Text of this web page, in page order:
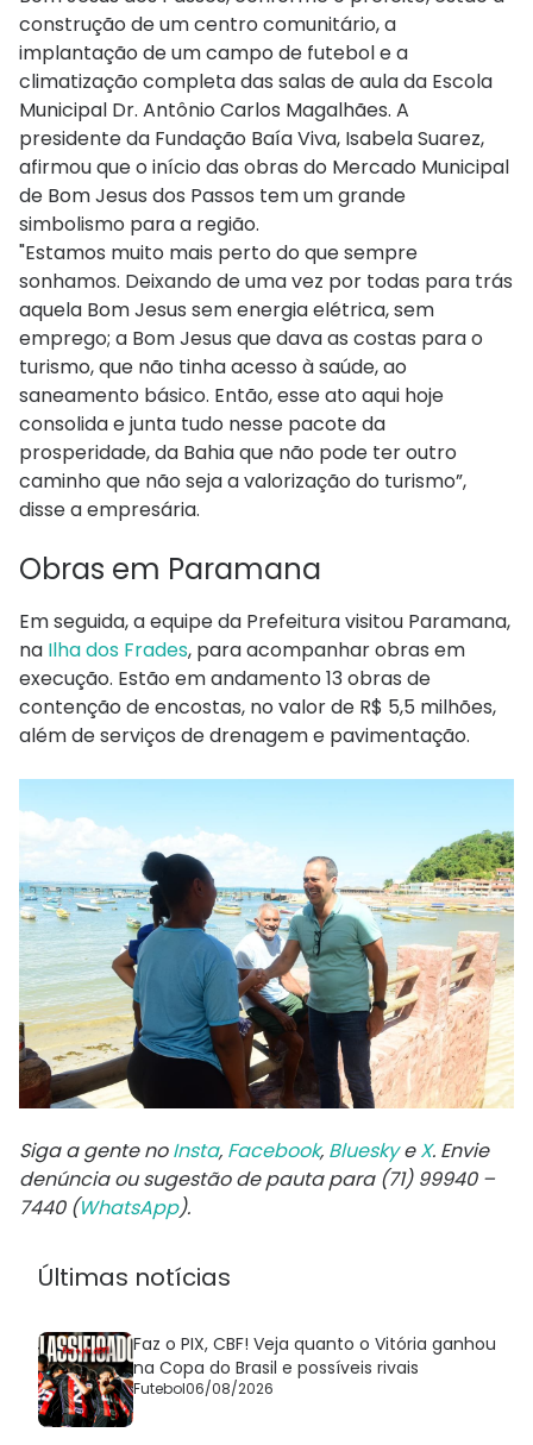
construção de um centro comunitário, a
implantação de um campo de futebol e a
climatização completa das salas de aula da Escola
Municipal Dr. Antônio Carlos Magalhães. A
presidente da Fundação Baía Viva, Isabela Suarez,
afirmou que o início das obras do Mercado Municipal
de Bom Jesus dos Passos tem um grande
simbolismo para a região.
"Estamos muito mais perto do que sempre
sonhamos. Deixando de uma vez por todas para trás
aquela Bom Jesus sem energia elétrica, sem
emprego; a Bom Jesus que dava as costas para o
turismo, que não tinha acesso à saúde, ao
saneamento básico. Então, esse ato aqui hoje
consolida e junta tudo nesse pacote da
prosperidade, da Bahia que não pode ter outro
caminho que não seja a valorização do turismo”,
disse a empresária.
Obras em Paramana
Em seguida, a equipe da Prefeitura visitou Paramana,
na Ilha dos Frades, para acompanhar obras em
execução. Estão em andamento 13 obras de
contenção de encostas, no valor de R$ 5,5 milhões,
além de serviços de drenagem e pavimentação.
Siga a gente noInsta, Facebook, BlueskyeX. Envie
denúncia ou sugestão de pauta para (71) 99940 –
7440 (WhatsApp).
Últimas notícias
Faz o PIX, CBF! Veja quanto o Vitória ganhou
na Copa do Brasil e possíveis rivais
Futebol06/08/2026